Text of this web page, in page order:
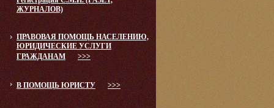
ЖУРНАЛОВ)
ПРАВОВАЯ ПОМОЩЬ НАСЕЛЕНИЮ,
ЮРИДИЧЕСКИЕ УСЛУГИ
ГРАЖДАНАМ
>>>
В ПОМОЩЬ ЮРИСТУ >>>